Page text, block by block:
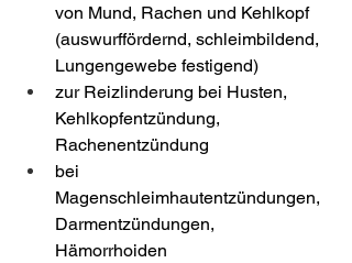
von Mund, Rachen und Kehlkopf
(auswurffördernd, schleimbildend,
Lungengewebe festigend)
zur Reizlinderung bei Husten,
Kehlkopfentzündung,
Rachenentzündung
bei
Magenschleimhautentzündungen,
Darmentzündungen,
Hämorrhoiden